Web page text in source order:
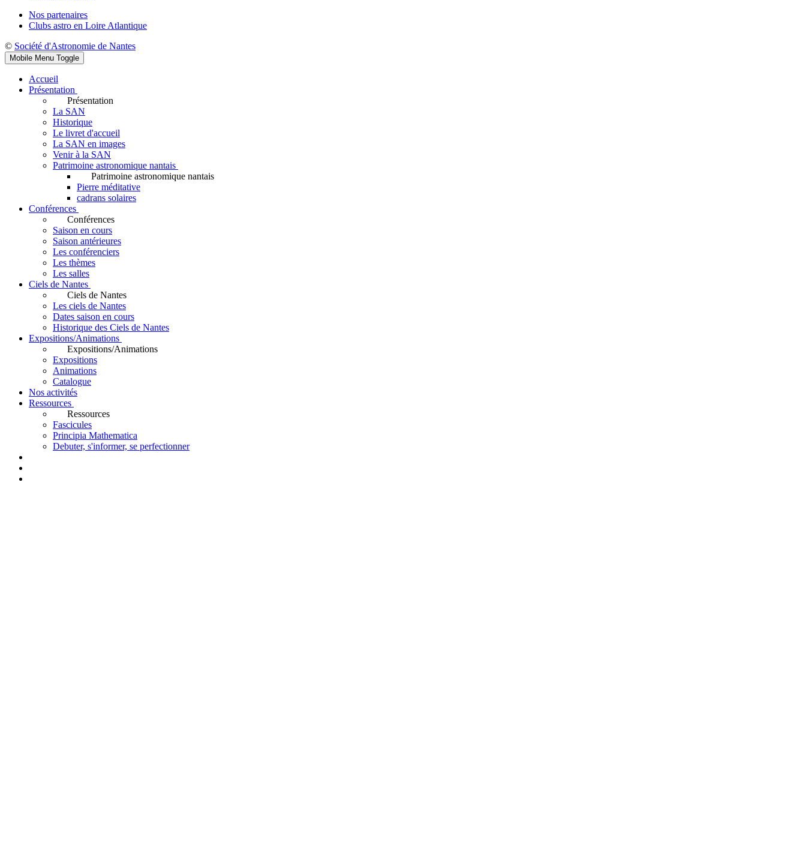
Nos partenaires
Clubs astro en Loire Atlantique
© Société d'Astronomie de Nantes
Mobile Menu Toggle
Accueil
Présentation
Présentation
La SAN
Historique
Le livret d'accueil
La SAN en images
Venir à la SAN
Patrimoine astronomique nantais
Patrimoine astronomique nantais
Pierre méditative
cadrans solaires
Conférences
Conférences
Saison en cours
Saison antérieures
Les conférenciers
Les thèmes
Les salles
Ciels de Nantes
Ciels de Nantes
Les ciels de Nantes
Dates saison en cours
Historique des Ciels de Nantes
Expositions/Animations
Expositions/Animations
Expositions
Animations
Catalogue
Nos activités
Ressources
Ressources
Fascicules
Principia Mathematica
Debuter, s'informer, se perfectionner